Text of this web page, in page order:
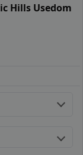
Hills Usedom